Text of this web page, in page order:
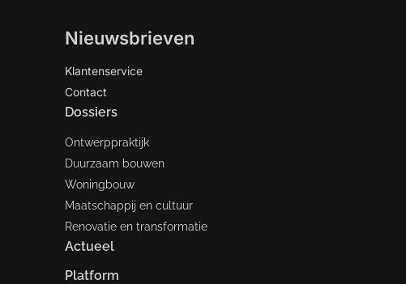
Nieuwsbrieven
Klantenservice
Contact
Dossiers
Ontwerppraktijk
Duurzaam bouwen
Woningbouw
Maatschappij en cultuur
Renovatie en transformatie
Actueel
Platform